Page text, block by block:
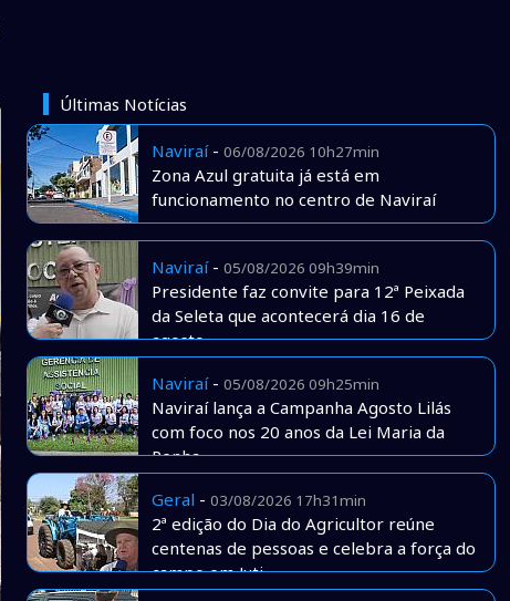
Últimas Notícias
Naviraí- 06/08/2026 10h27min
Zona Azul gratuita já está em
funcionamento no centro de Naviraí
Naviraí- 05/08/2026 09h39min
Presidente faz convite para 12ª Peixada
da Seleta que acontecerá dia 16 de
agosto
Naviraí- 05/08/2026 09h25min
Naviraí lança a Campanha Agosto Lilás
com foco nos 20 anos da Lei Maria da
Penha
Geral - 03/08/2026 17h31min
2ª edição do Dia do Agricultor reúne
centenas de pessoas e celebra a força do
campo em Juti